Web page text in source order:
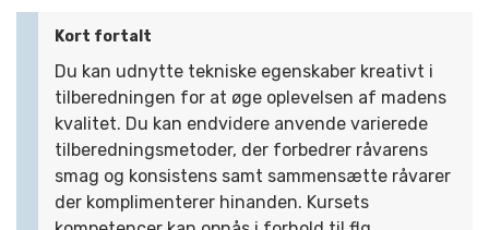
Kontakt
Kort fortalt
Du kan udnytte tekniske egenskaber kreativt i
tilberedningen for at øge oplevelsen af madens
kvalitet. Du kan endvidere anvende varierede
tilberedningsmetoder, der forbedrer råvarens
smag og konsistens samt sammensætte råvarer
der komplimenterer hinanden. Kursets